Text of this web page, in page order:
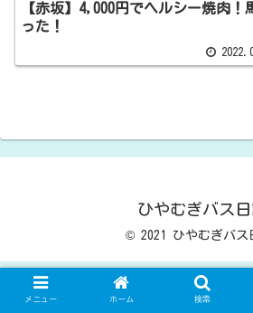
【赤坂】4,000円でヘルシー焼肉！
った！
ひやむぎバス
© 2021 ひやむぎバス
メニュー ホーム 検索